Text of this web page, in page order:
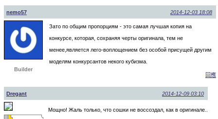
nemo57 2014-12-03 18:08
Builder
Зато по общим пропорциям - это самая лучшая копия на
конкурсе, которая, сохраняя черты оригинала, тем не
менее,является лего-воплощением без особой присущей другим
моделям конкурсантов некого кубизма.
回應
Dregant 2014-12-09 03:10
Мощно! Жаль только, что сошки не воссоздал, как в оригинале..